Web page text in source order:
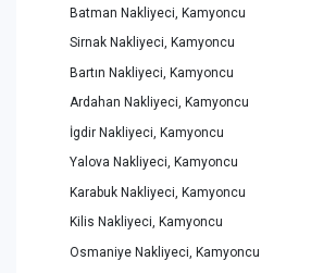
Batman Nakliyeci, Kamyoncu
Sirnak Nakliyeci, Kamyoncu
Bartın Nakliyeci, Kamyoncu
Ardahan Nakliyeci, Kamyoncu
İgdir Nakliyeci, Kamyoncu
Yalova Nakliyeci, Kamyoncu
Karabuk Nakliyeci, Kamyoncu
Kilis Nakliyeci, Kamyoncu
Osmaniye Nakliyeci, Kamyoncu